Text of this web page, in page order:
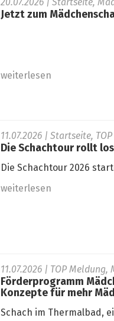
20.07.2026 | Startseite,
Jetzt zum
weiterlesen
11.07.2026 | Startseite,
Die Schachtour rollt
Die Schachtour 2026
weiterlesen
11.07.2026 | TOP Meldung,
Förderprogramm
Konzepte für mehr
Schach im Thermalbad,